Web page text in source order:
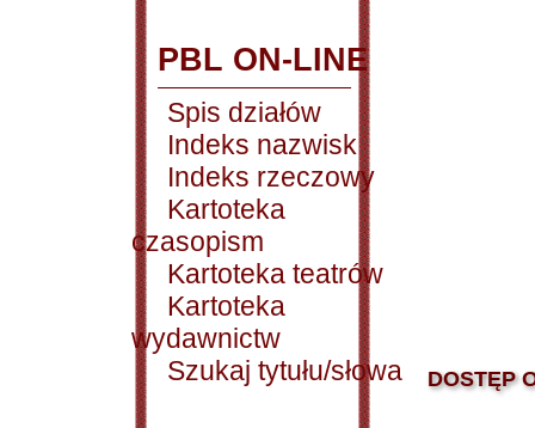
PBL ON-LINE
Spis działów
Indeks nazwisk
Indeks rzeczowy
Kartoteka
czasopism
Kartoteka teatrów
Kartoteka
wydawnictw
Szukaj tytułu/słowa
DOSTĘP